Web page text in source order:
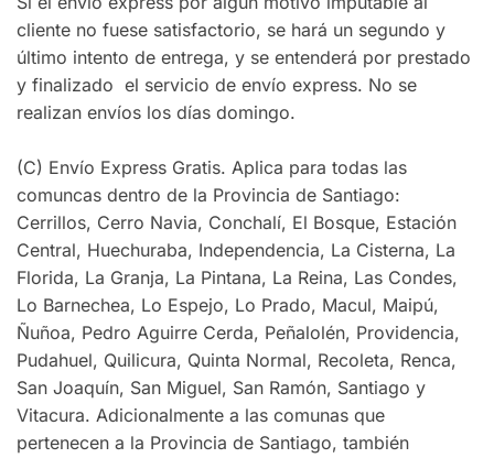
cliente no fuese satisfactorio, se hará un segundo y
último intento de entrega, y se entenderá por prestado
y finalizado el servicio de envío express. No se
realizan envíos los días domingo.
(C) Envío Express Gratis. Aplica para todas las
comuncas dentro de la Provincia de Santiago:
Cerrillos, Cerro Navia, Conchalí, El Bosque, Estación
Central, Huechuraba, Independencia, La Cisterna, La
Florida, La Granja, La Pintana, La Reina, Las Condes,
Lo Barnechea, Lo Espejo, Lo Prado, Macul, Maipú,
Ñuñoa, Pedro Aguirre Cerda, Peñalolén, Providencia,
Pudahuel, Quilicura, Quinta Normal, Recoleta, Renca,
San Joaquín, San Miguel, San Ramón, Santiago y
Vitacura. Adicionalmente a las comunas que
pertenecen a la Provincia de Santiago, también